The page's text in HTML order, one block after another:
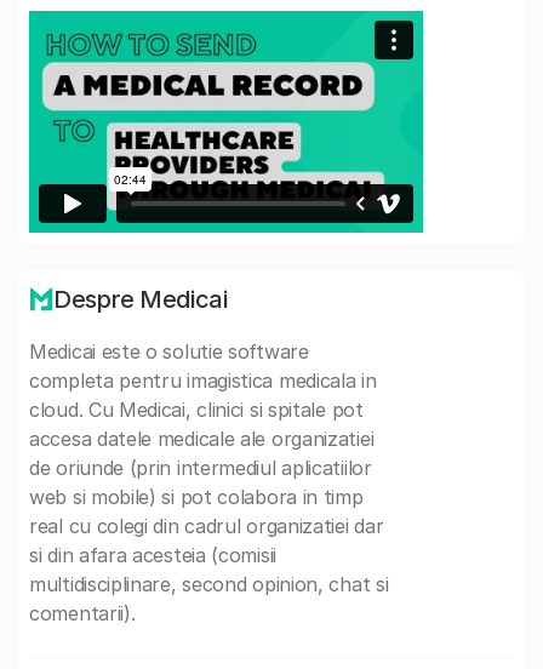
Despre Medicai
Medicai este o solutie software
completa pentru imagistica medicala in
cloud. Cu Medicai, clinici si spitale pot
accesa datele medicale ale organizatiei
de oriunde (prin intermediul aplicatiilor
web si mobile) si pot colabora in timp
real cu colegi din cadrul organizatiei dar
si din afara acesteia (comisii
multidisciplinare, second opinion, chat si
comentarii).